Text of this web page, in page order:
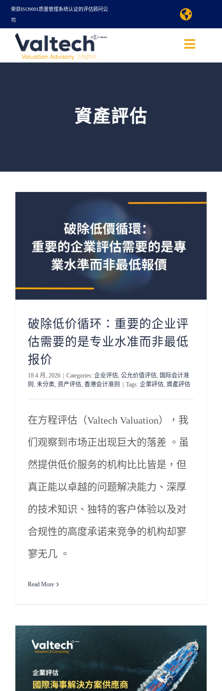
Skip
content
荣获ISO9001质量管理系统认证的评估顾问公
司
Toggle
查询评估服务
Toggle
评估资讯
联络我们
資產評估
破除低价循环：重要的企业评
估需要的是专业水准而非最低
报价
18 4 月, 2026 Categories: 企业评估, 公允价值评估, 国际会计准
则 , 未分类, 资产评估, 香港会计准则 Tags: 企業評估, 資產評估
在方程评估（Valtech Valuation），我
们观察到市场正出现巨大的落差 。虽
然提供低价服务的机构比比皆是，但
真正能以卓越的问题解决能力、深厚
的技术知识、独特的客户体验以及对
合规性的高度承诺来竞争的机构却寥
寥无几 。
Read More